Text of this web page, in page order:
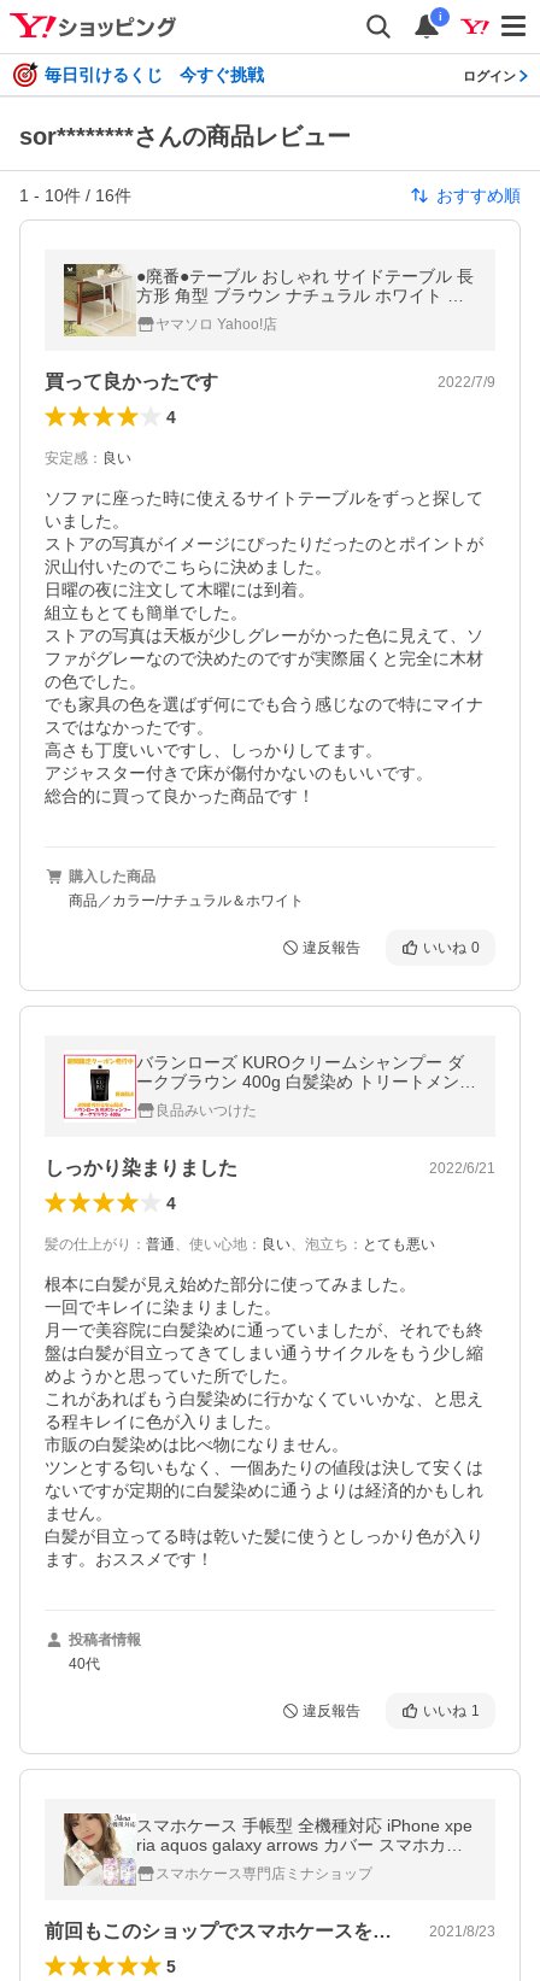
i
毎日引けるくじ 今すぐ挑戦 ログイン
sor********さんの商品レビュー
1 - 10件 / 16件 おすすめ順
●廃番●テーブル おしゃれ サイドテーブル 長
方形 角型 ブラウン ナチュラル ホワイト 木
目調 ソファーテーブル シンプル リリー
ヤマソロ Yahoo!店
買って良かったです 2022/7/9
4
安定感 ： 良い
ソファに座った時に使えるサイトテーブルをずっと探して
いました。
ストアの写真がイメージにぴったりだったのとポイントが
沢山付いたのでこちらに決めました。
日曜の夜に注文して木曜には到着。
組立もとても簡単でした。
ストアの写真は天板が少しグレーがかった色に見えて、ソ
ファがグレーなので決めたのですが実際届くと完全に木材
の色でした。
でも家具の色を選ばず何にでも合う感じなので特にマイナ
スではなかったです。
高さも丁度いいですし、しっかりしてます。
アジャスター付きで床が傷付かないのもいいです。
総合的に買って良かった商品です！
購入した商品
商品／カラー/ナチュラル＆ホワイト
違反報告 いいね 0
バランローズ KUROクリームシャンプー ダ
ークブラウン 400g 白髪染め トリートメン
ト・シャンプー・コンディショナー・ダメー
ジケア
良品みいつけた
しっかり染まりました 2022/6/21
4
髪の仕上がり ： 普通、 使い心地 ： 良い、 泡立ち ： とても悪い
根本に白髪が見え始めた部分に使ってみました。
一回でキレイに染まりました。
月一で美容院に白髪染めに通っていましたが、それでも終
盤は白髪が目立ってきてしまい通うサイクルをもう少し縮
めようかと思っていた所でした。
これがあればもう白髪染めに行かなくていいかな、と思え
る程キレイに色が入りました。
市販の白髪染めは比べ物になりません。
ツンとする匂いもなく、一個あたりの値段は決して安くは
ないですが定期的に白髪染めに通うよりは経済的かもしれ
ません。
白髪が目立ってる時は乾いた髪に使うとしっかり色が入り
ます。おススメです！
投稿者情報
40代
違反報告 いいね 1
スマホケース 手帳型 全機種対応 iPhone xpe
ria aquos galaxy arrows カバー スマホカバ
ー 携帯ケース おしゃれ ケース 水彩画 花柄
スマホケース専門店ミナショップ
前回もこのショップでスマホケースを購入… 2021/8/23
5